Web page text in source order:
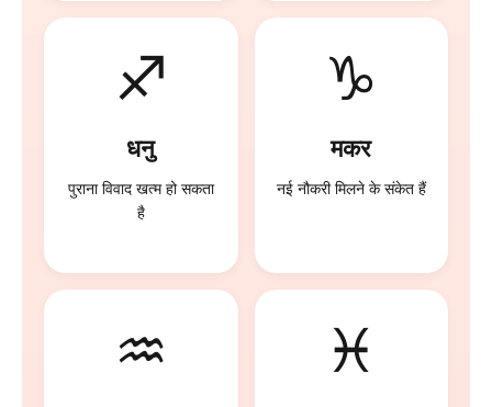
♐
धनु
पुराना विवाद खत्म हो सकता
है
♑
मकर
नई नौकरी मिलने के संकेत हैं
♒ ♓